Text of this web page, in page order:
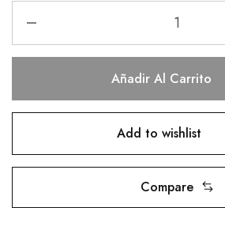
Añadir Al Carrito
Add to wishlist
Compare